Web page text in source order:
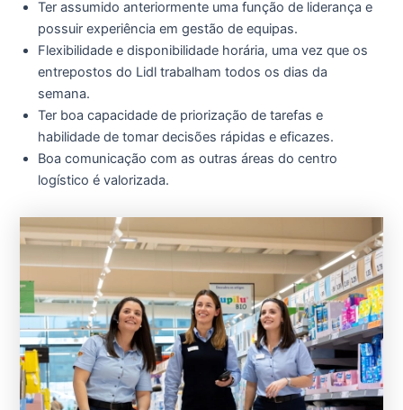
Ter assumido anteriormente uma função de liderança e
possuir experiência em gestão de equipas.
Flexibilidade e disponibilidade horária, uma vez que os
entrepostos do Lidl trabalham todos os dias da
semana.
Ter boa capacidade de priorização de tarefas e
habilidade de tomar decisões rápidas e eficazes.
Boa comunicação com as outras áreas do centro
logístico é valorizada.